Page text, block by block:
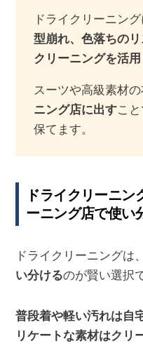
ドライクリーニン
型崩れ、色落ちの
クリーニングを活用
スーツや高級素材の
ニング店に出すこと
保てます。
ドライクリーニン
ーニング店で使い
ドライクリーニングは、
い分けるのが賢い選択
普段着や軽い汚れは自
リケートな素材はクリ